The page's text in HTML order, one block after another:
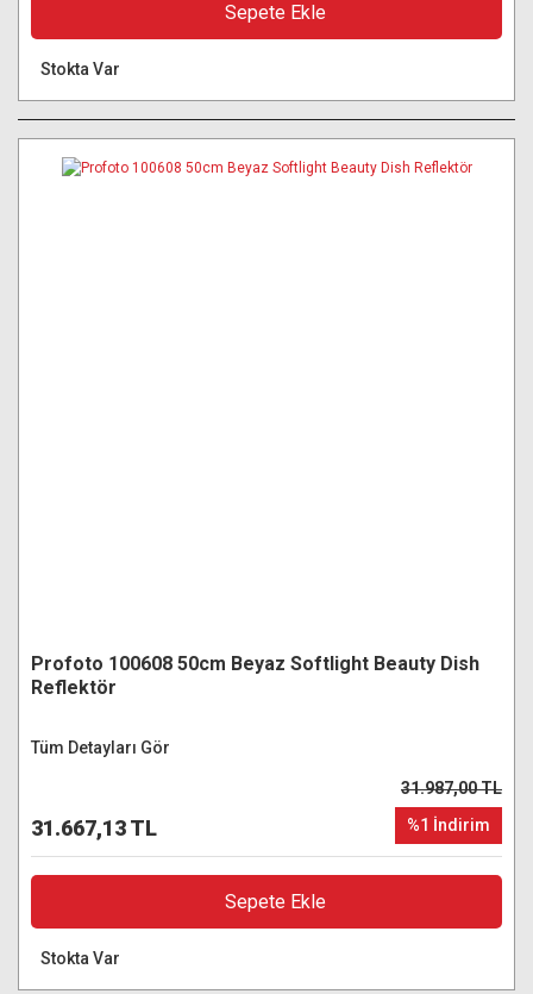
Sepete Ekle
Stokta Var
Profoto 100608 50cm Beyaz Softlight Beauty Dish
Reflektör
Tüm Detayları Gör
31.667,13 TL
31.987,00 TL
%1 İndirim
Sepete Ekle
Stokta Var